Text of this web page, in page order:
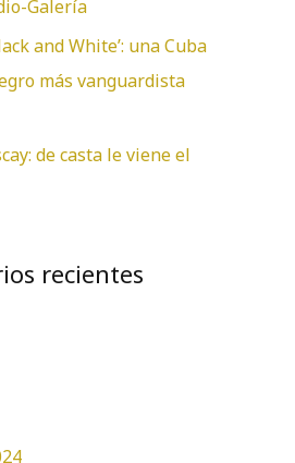
Galería
and White’: una Cuba
más vanguardista
de casta le viene el
recientes